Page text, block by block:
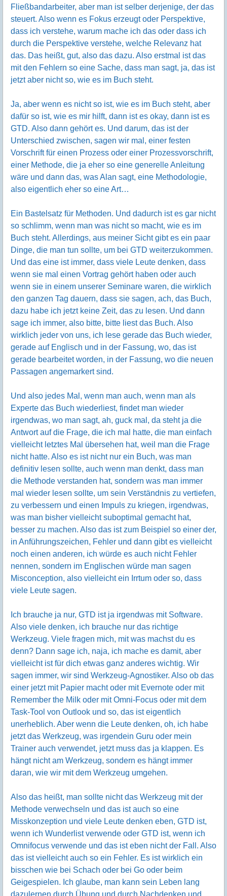
Fließbandarbeiter, aber man ist selber derjenige, der das
steuert. Also wenn es Fokus erzeugt oder Perspektive,
dass ich verstehe, warum mache ich das oder dass ich
durch die Perspektive verstehe, welche Relevanz hat
das. Das heißt, gut, also das dazu. Also erstmal ist das
mit den Fehlern so eine Sache, dass man sagt, ja, das ist
jetzt aber nicht so, wie es im Buch steht.
Ja, aber wenn es nicht so ist, wie es im Buch steht, aber
dafür so ist, wie es mir hilft, dann ist es okay, dann ist es
GTD. Also dann gehört es. Und darum, das ist der
Unterschied zwischen, sagen wir mal, einer festen
Vorschrift für einen Prozess oder einer Prozessvorschrift,
einer Methode, die ja eher so eine generelle Anleitung
wäre und dann das, was Alan sagt, eine Methodologie,
also eigentlich eher so eine Art…
Ein Bastelsatz für Methoden. Und dadurch ist es gar nicht
so schlimm, wenn man was nicht so macht, wie es im
Buch steht. Allerdings, aus meiner Sicht gibt es ein paar
Dinge, die man tun sollte, um bei GTD weiterzukommen.
Und das eine ist immer, dass viele Leute denken, dass
wenn sie mal einen Vortrag gehört haben oder auch
wenn sie in einem unserer Seminare waren, die wirklich
den ganzen Tag dauern, dass sie sagen, ach, das Buch,
dazu habe ich jetzt keine Zeit, das zu lesen. Und dann
sage ich immer, also bitte, bitte liest das Buch. Also
wirklich jeder von uns, ich lese gerade das Buch wieder,
gerade auf Englisch und in der Fassung, wo, das ist
gerade bearbeitet worden, in der Fassung, wo die neuen
Passagen angemarkert sind.
Und also jedes Mal, wenn man auch, wenn man als
Experte das Buch wiederliest, findet man wieder
irgendwas, wo man sagt, ah, guck mal, da steht ja die
Antwort auf die Frage, die ich mal hatte, die man einfach
vielleicht letztes Mal übersehen hat, weil man die Frage
nicht hatte. Also es ist nicht nur ein Buch, was man
definitiv lesen sollte, auch wenn man denkt, dass man
die Methode verstanden hat, sondern was man immer
mal wieder lesen sollte, um sein Verständnis zu vertiefen,
zu verbessern und einen Impuls zu kriegen, irgendwas,
was man bisher vielleicht suboptimal gemacht hat,
besser zu machen. Also das ist zum Beispiel so einer der,
in Anführungszeichen, Fehler und dann gibt es vielleicht
noch einen anderen, ich würde es auch nicht Fehler
nennen, sondern im Englischen würde man sagen
Misconception, also vielleicht ein Irrtum oder so, dass
viele Leute sagen.
Ich brauche ja nur, GTD ist ja irgendwas mit Software.
Also viele denken, ich brauche nur das richtige
Werkzeug. Viele fragen mich, mit was machst du es
denn? Dann sage ich, naja, ich mache es damit, aber
vielleicht ist für dich etwas ganz anderes wichtig. Wir
sagen immer, wir sind Werkzeug-Agnostiker. Also ob das
einer jetzt mit Papier macht oder mit Evernote oder mit
Remember the Milk oder mit Omni-Focus oder mit dem
Task-Tool von Outlook und so, das ist eigentlich
unerheblich. Aber wenn die Leute denken, oh, ich habe
jetzt das Werkzeug, was irgendein Guru oder mein
Trainer auch verwendet, jetzt muss das ja klappen. Es
hängt nicht am Werkzeug, sondern es hängt immer
daran, wie wir mit dem Werkzeug umgehen.
Also das heißt, man sollte nicht das Werkzeug mit der
Methode verwechseln und das ist auch so eine
Misskonzeption und viele Leute denken eben, GTD ist,
wenn ich Wunderlist verwende oder GTD ist, wenn ich
Omnifocus verwende und das ist eben nicht der Fall. Also
das ist vielleicht auch so ein Fehler. Es ist wirklich ein
bisschen wie bei Schach oder bei Go oder beim
Geigespielen. Ich glaube, man kann sein Leben lang